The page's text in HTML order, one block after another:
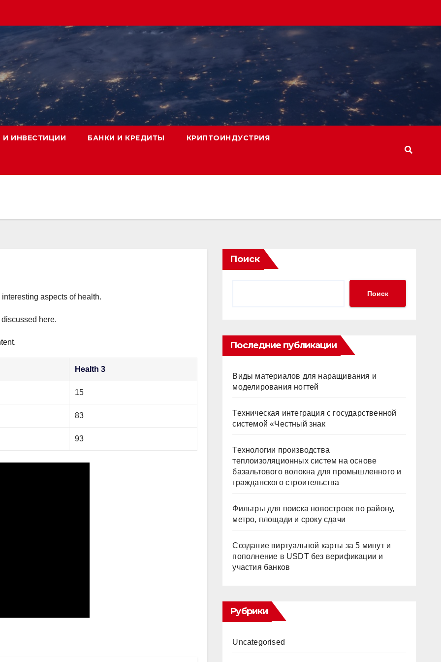
И ИНВЕСТИЦИИ БАНКИ И КРЕДИТЫ КРИПТОИНДУСТРИЯ
aspects of health.
here.
Health 3
15
83
93
Поиск
Поиск
Последние публикации
Виды материалов для наращивания и
моделирования ногтей
Техническая интеграция с государственной
системой «Честный знак
Технологии производства
теплоизоляционных систем на основе
базальтового волокна для промышленного и
гражданского строительства
Фильтры для поиска новостроек по району,
метро, площади и сроку сдачи
Создание виртуальной карты за 5 минут и
пополнение в USDT без верификации и
участия банков
Рубрики
Uncategorised